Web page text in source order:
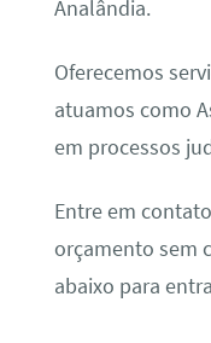
Analândia.
Oferecemos
atuamos como
em processos
Entre em
orçamento sem
abaixo para